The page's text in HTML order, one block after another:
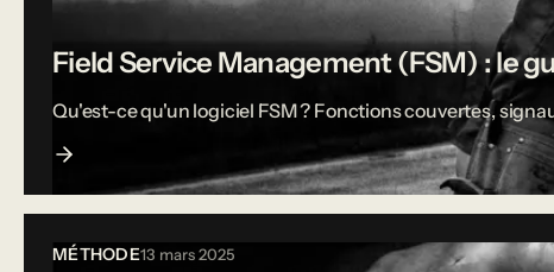
Field Service Management (FSM) : le
Qu'est-ce qu'un logiciel FSM ? Fonctions couvertes,
MÉTHODE13 mars 2025